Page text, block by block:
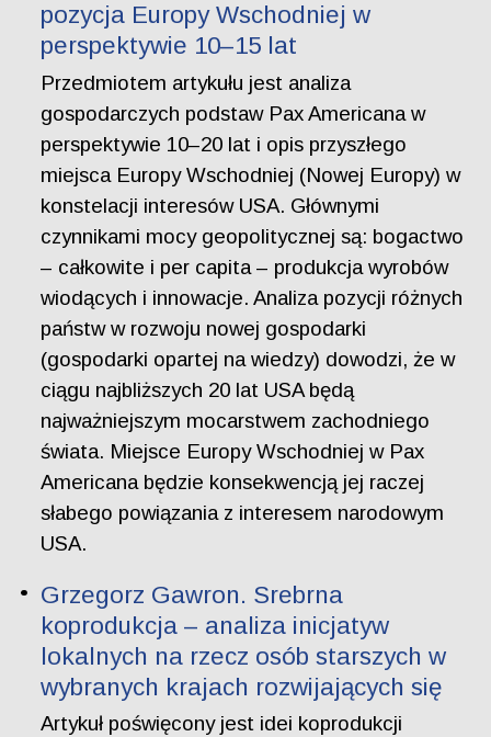
pozycja Europy Wschodniej w
perspektywie 10–15 lat
Przedmiotem artykułu jest analiza
gospodarczych podstaw Pax Americana w
perspektywie 10–20 lat i opis przyszłego
miejsca Europy Wschodniej (Nowej Europy) w
konstelacji interesów USA. Głównymi
czynnikami mocy geopolitycznej są: bogactwo
– całkowite i per capita – produkcja wyrobów
wiodących i innowacje. Analiza pozycji różnych
państw w rozwoju nowej gospodarki
(gospodarki opartej na wiedzy) dowodzi, że w
ciągu najbliższych 20 lat USA będą
najważniejszym mocarstwem zachodniego
świata. Miejsce Europy Wschodniej w Pax
Americana będzie konsekwencją jej raczej
słabego powiązania z interesem narodowym
USA.
Grzegorz Gawron. Srebrna
koprodukcja – analiza inicjatyw
lokalnych na rzecz osób starszych w
wybranych krajach rozwijających się
Artykuł poświęcony jest idei koprodukcji